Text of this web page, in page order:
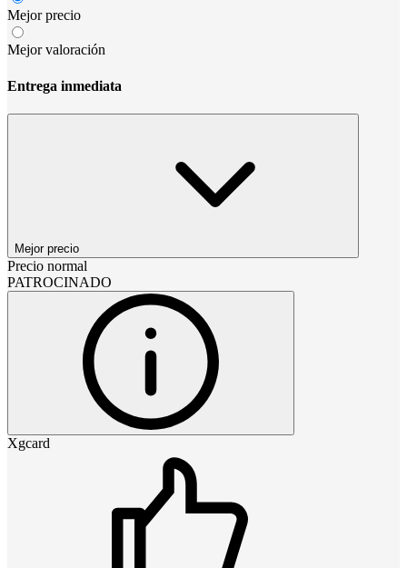
Mejor precio
Mejor valoración
Entrega inmediata
Mejor precio
Precio normal
PATROCINADO
Xgcard